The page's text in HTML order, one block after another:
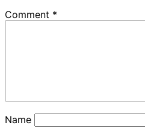
Comment *
Name